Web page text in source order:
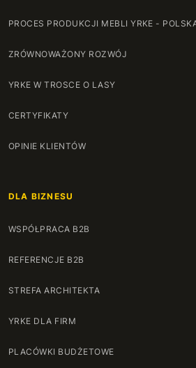
PROCES PRODUKCJI MEBLI YRKE -
ZRÓWNOWAŻONY ROZWÓJ
YRKE W TROSCE O LASY
CERTYFIKATY
OPINIE KLIENTÓW
DLA BIZNESU
WSPÓŁPRACA B2B
REFERENCJE B2B
STREFA ARCHITEKTA
YRKE DLA FIRM
PLACÓWKI BUDŻETOWE